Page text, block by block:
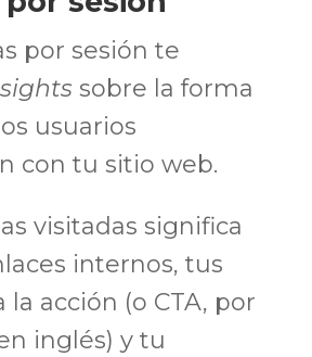
por sesión te
sobre la forma
usuarios
con tu sitio web.
visitadas significa
internos, tus
la acción (o CTA, por
inglés) y tu